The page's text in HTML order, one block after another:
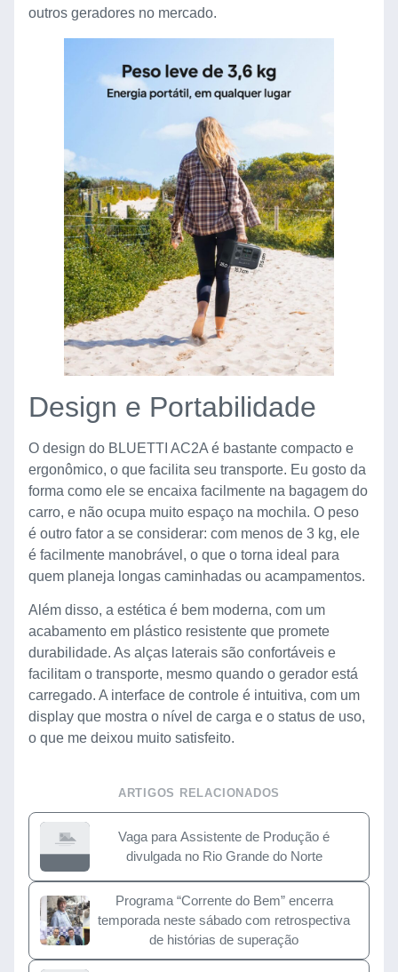
outros geradores no mercado.
Design e Portabilidade
O design do BLUETTI AC2A é bastante compacto e
ergonômico, o que facilita seu transporte. Eu gosto da
forma como ele se encaixa facilmente na bagagem do
carro, e não ocupa muito espaço na mochila. O peso
é outro fator a se considerar: com menos de 3 kg, ele
é facilmente manobrável, o que o torna ideal para
quem planeja longas caminhadas ou acampamentos.
Além disso, a estética é bem moderna, com um
acabamento em plástico resistente que promete
durabilidade. As alças laterais são confortáveis e
facilitam o transporte, mesmo quando o gerador está
carregado. A interface de controle é intuitiva, com um
display que mostra o nível de carga e o status de uso,
o que me deixou muito satisfeito.
ARTIGOS RELACIONADOS
Vaga para Assistente de Produção é
divulgada no Rio Grande do Norte
Programa “Corrente do Bem” encerra
temporada neste sábado com retrospectiva
de histórias de superação